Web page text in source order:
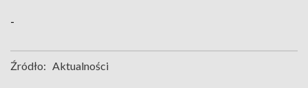
-
Źródło: Aktualności